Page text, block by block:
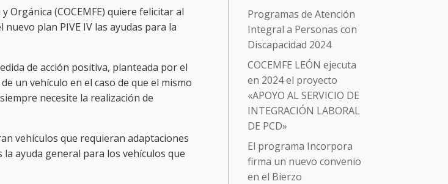
Orgánica (COCEMFE) quiere felicitar al
plan PIVE IV las ayudas para la
de acción positiva, planteada por el
un vehículo en el caso de que el mismo
necesite la realización de
vehículos que requieran adaptaciones
ayuda general para los vehículos que
Programas de Atención
Integral a Personas con
Discapacidad 2024
COCEMFE LEÓN ejecuta
en 2024 el proyecto
«APOYO AL SERVICIO DE
INTEGRACIÓN LABORAL
DE PCD»
El programa Incorpora
firma un nuevo convenio
en el Bierzo